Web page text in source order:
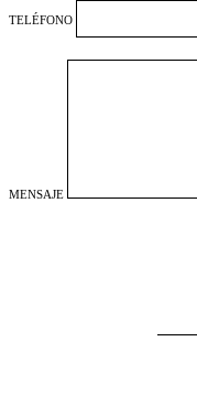
TELÉFONO
MENSAJE